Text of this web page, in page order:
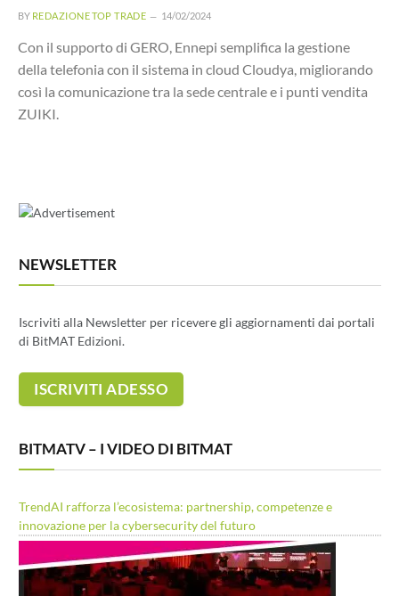
BY REDAZIONE TOP TRADE 14/02/2024
Con il supporto di GERO, Ennepi semplifica la gestione
della telefonia con il sistema in cloud Cloudya, migliorando
così la comunicazione tra la sede centrale e i punti vendita
ZUIKI.
NEWSLETTER
Iscriviti alla Newsletter per ricevere gli aggiornamenti dai portali
di BitMAT Edizioni.
BITMATV – I VIDEO DI BITMAT
TrendAI rafforza l’ecosistema: partnership, competenze e
innovazione per la cybersecurity del futuro